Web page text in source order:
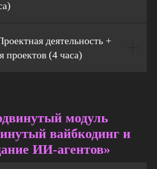
деятельность +
проектов (4 часа)
модуль
вайбкодинг и
ИИ-агентов»